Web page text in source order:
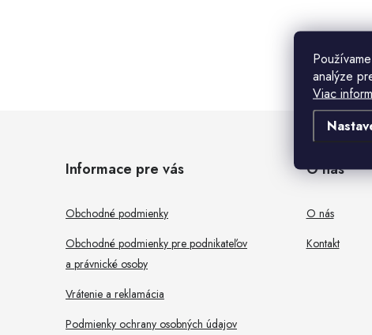
analýze
Viac
p
a
n
e
l
Informace pre vás
Obchodné podmienky
Obchodné podmienky pre podnikateľov
a právnické osoby
Vrátenie a reklamácia
Podmienky ochrany osobných údajov
O nás
O nás
Kontakt